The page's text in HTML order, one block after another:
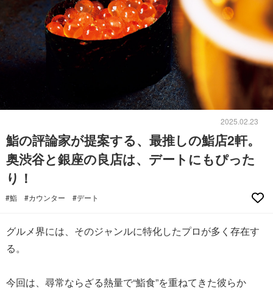
2025.02.23
鮨の評論家が提案する、最推しの鮨店2軒。
奥渋谷と銀座の良店は、デートにもぴった
り！
#鮨 #カウンター #デート
グルメ界には、そのジャンルに特化したプロが多く存在す
る。
今回は、尋常ならざる熱量で“鮨食”を重ねてきた彼らか